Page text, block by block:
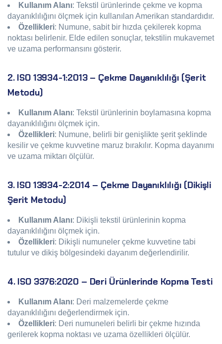
Kullanım Alanı: Tekstil ürünlerinde çekme ve kopma
dayanıklılığını ölçmek için kullanılan Amerikan standardıdır.
Özellikleri: Numune, sabit bir hızda çekilerek kopma
noktası belirlenir. Elde edilen sonuçlar, tekstilin mukavemet
ve uzama performansını gösterir.
2. ISO 13934-1:2013 – Çekme Dayanıklılığı (Şerit
Metodu)
Kullanım Alanı: Tekstil ürünlerinin boylamasına kopma
dayanıklılığını ölçmek için.
Özellikleri: Numune, belirli bir genişlikte şerit şeklinde
kesilir ve çekme kuvvetine maruz bırakılır. Kopma dayanımı
ve uzama miktarı ölçülür.
3. ISO 13934-2:2014 – Çekme Dayanıklılığı (Dikişli
Şerit Metodu)
Kullanım Alanı: Dikişli tekstil ürünlerinin kopma
dayanıklılığını ölçmek için.
Özellikleri: Dikişli numuneler çekme kuvvetine tabi
tutulur ve dikiş bölgesindeki dayanım değerlendirilir.
4. ISO 3376:2020 – Deri Ürünlerinde Kopma Testi
Kullanım Alanı: Deri malzemelerde çekme
dayanıklılığını değerlendirmek için.
Özellikleri: Deri numuneleri belirli bir çekme hızında
gerilerek kopma noktası ve uzama özellikleri ölçülür.